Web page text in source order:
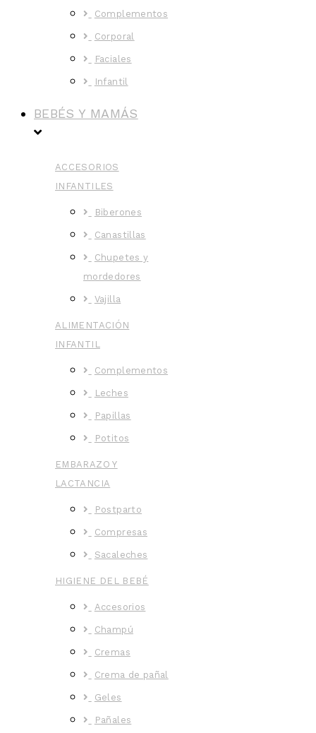
Complementos
Corporal
Faciales
Infantil
BEBÉS Y MAMÁS
ACCESORIOS
INFANTILES
Biberones
Canastillas
Chupetes y
mordedores
Vajilla
ALIMENTACIÓN
INFANTIL
Complementos
Leches
Papillas
Potitos
EMBARAZO Y
LACTANCIA
Postparto
Compresas
Sacaleches
HIGIENE DEL BEBÉ
Accesorios
Champú
Cremas
Crema de pañal
Geles
Pañales